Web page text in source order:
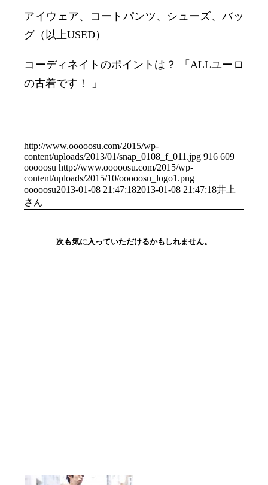
アイウェア、コートパンツ、シューズ、バッ
グ（以上USED）
コーディネイトのポイントは？ 「ALLユーロ
の古着です！ 」
http://www.ooooosu.com/2015/wp-
content/uploads/2013/01/snap_0108_f_011.jpg 916 609
ooooosu http://www.ooooosu.com/2015/wp-
content/uploads/2015/10/ooooosu_logo1.png
ooooosu2013-01-08 21:47:182013-01-08 21:47:18井上
さん
次も気に入っていただけるかもしれません。